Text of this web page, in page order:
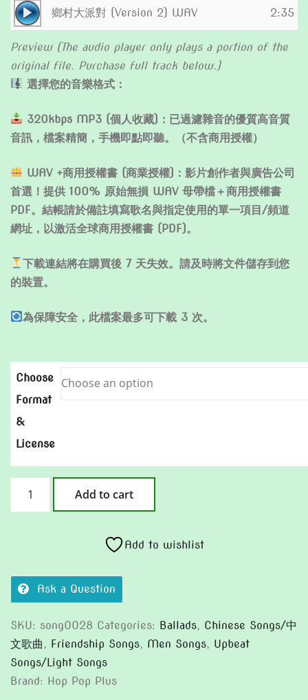
$299.00
Audio
Player
鄉村大派對 (Version 2) WAV 2:35
Preview (The audio player only plays a portion of the
original file. Purchase full track below.)
選擇您的音樂格式：
320kbps MP3 (個人收藏)：已過濾雜音的優質高音質
音訊，檔案精簡，手機即點即聽。（不含商用授權）
WAV +商用授權書 (商業授權)：影片創作者與廣告公司
首選！提供 100% 原始無損 WAV 母帶檔＋商用授權書
PDF。結帳請於備註填寫歌名與指定使用的單一項目/頻道
網址，以激活全球商用授權書 (PDF)。
下載連結將在購買後 7 天失效。請及時將文件儲存到您
的裝置。
為保障安全，此檔案最多可下載 3 次。
Choose
Format
&
License
(Version
2)
Add to cart
Add to wishlist
Ask a Question
SKU: song0028 Categories: Ballads, Chinese Songs/中
文歌曲, Friendship Songs, Men Songs, Upbeat
Songs/Light Songs
Brand: Hop Pop Plus